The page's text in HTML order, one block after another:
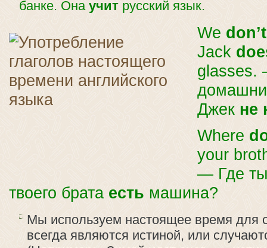
банке. Она учит русский язык.
We
Jack
glasses.
Джек не
Where
your
— Где
твоего брата есть машина?
Мы используем настоящее время для
всегда являются истиной, или